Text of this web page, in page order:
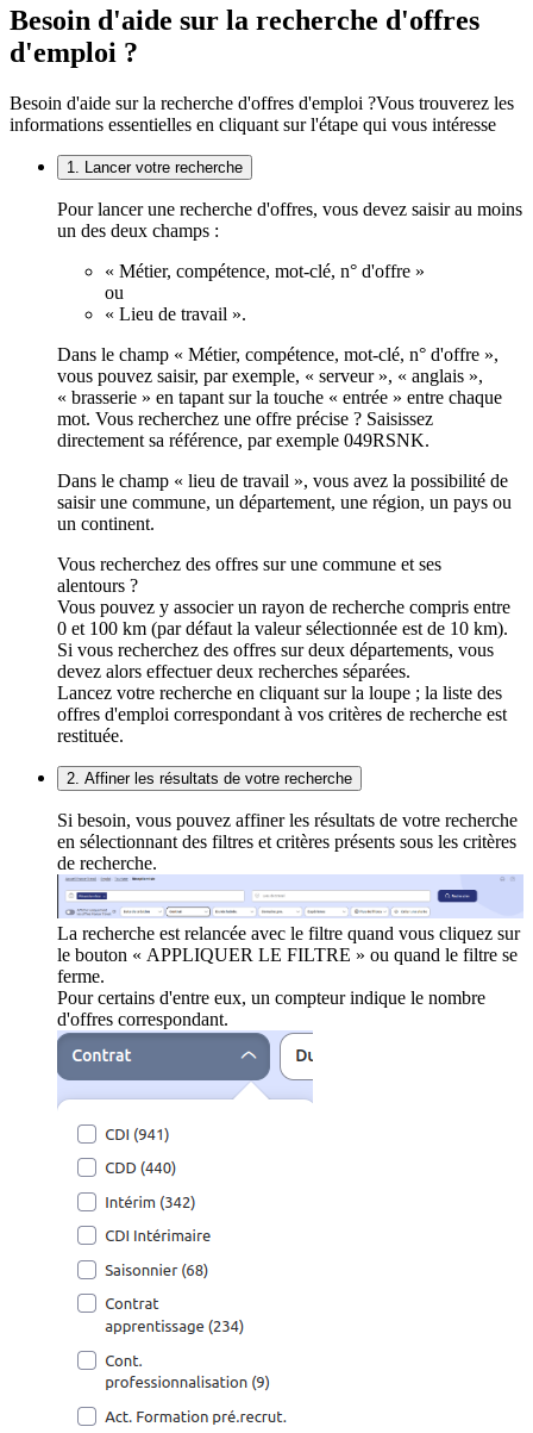
Besoin d'aide sur la recherche d'offres
d'emploi ?
Besoin d'aide sur la recherche d'offres d'emploi ?Vous trouverez les
informations essentielles en cliquant sur l'étape qui vous intéresse
1. Lancer votre recherche
Pour lancer une recherche d'offres, vous devez saisir au moins
un des deux champs :
« Métier, compétence, mot-clé, n° d'offre »
ou
« Lieu de travail ».
Dans le champ « Métier, compétence, mot-clé, n° d'offre »,
vous pouvez saisir, par exemple, « serveur », « anglais »,
« brasserie » en tapant sur la touche « entrée » entre chaque
mot. Vous recherchez une offre précise ? Saisissez
directement sa référence, par exemple 049RSNK.
Dans le champ « lieu de travail », vous avez la possibilité de
saisir une commune, un département, une région, un pays ou
un continent.
Vous recherchez des offres sur une commune et ses
alentours ?
Vous pouvez y associer un rayon de recherche compris entre
0 et 100 km (par défaut la valeur sélectionnée est de 10 km).
Si vous recherchez des offres sur deux départements, vous
devez alors effectuer deux recherches séparées.
Lancez votre recherche en cliquant sur la loupe ; la liste des
offres d'emploi correspondant à vos critères de recherche est
restituée.
2. Affiner les résultats de votre recherche
Si besoin, vous pouvez affiner les résultats de votre recherche
en sélectionnant des filtres et critères présents sous les critères
de recherche.
La recherche est relancée avec le filtre quand vous cliquez sur
le bouton « APPLIQUER LE FILTRE » ou quand le filtre se
ferme.
Pour certains d'entre eux, un compteur indique le nombre
d'offres correspondant.